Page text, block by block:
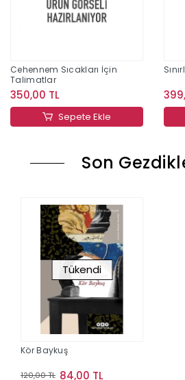
Cehennem Sıcakları İçin
Talimatlar
350,00 TL
Sepete Ekle
Son
Tükendi
Kör Baykuş
120,00 TL 84,00 TL